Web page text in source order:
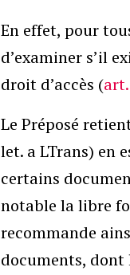
En effet, pour
d’examiner s’il
droit d’accès (
Le Préposé
let. a LTrans) en
certains
notable la libre
recommande
documents, dont